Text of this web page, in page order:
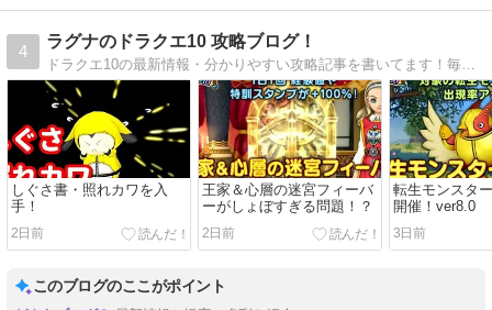
4
ラグナのドラクエ10 攻略ブログ！
ドラクエ10の最新情報・分かりやすい攻略記事を書いてます！毎日更新！
しぐさ書・照れカワを入
手！
2日前
王家＆心層の迷宮フィーバ
ーがしょぼすぎる問題！？
2日前
転生モンスタ
開催！ver8.0
3日前
このブログのここがポイント